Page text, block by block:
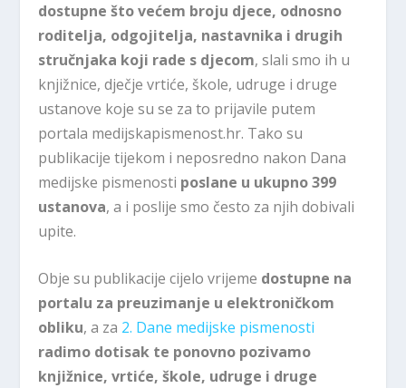
dostupne što većem broju djece, odnosno
roditelja, odgojitelja, nastavnika i drugih
stručnjaka koji rade s djecom, slali smo ih u
knjižnice, dječje vrtiće, škole, udruge i druge
ustanove koje su se za to prijavile putem
portala medijskapismenost.hr. Tako su
publikacije tijekom i neposredno nakon Dana
medijske pismenosti poslane u ukupno 399
ustanova, a i poslije smo često za njih dobivali
upite.
Obje su publikacije cijelo vrijeme dostupne na
portalu za preuzimanje u elektroničkom
obliku, a za 2. Dane medijske pismenosti
radimo dotisak te ponovno pozivamo
knjižnice, vrtiće, škole, udruge i druge